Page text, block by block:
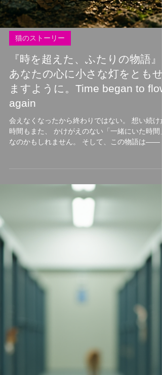
猫のストーリー
『時を超えた、ふたりの物語』
あなたの心に小さな灯をともせ
ますように。Time began to flow
なのかもしれません。 そして、この物語は―― あ
なたと愛猫が夢の中で紡いだ、 ひとつの記憶なの